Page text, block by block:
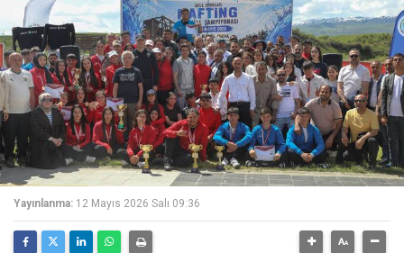
Yayınlanma: 12 Mayıs 2026 Salı 09:36